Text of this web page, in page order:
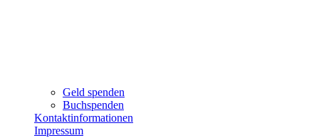
Geld spenden
Buchspenden
Kontaktinformationen
Impressum